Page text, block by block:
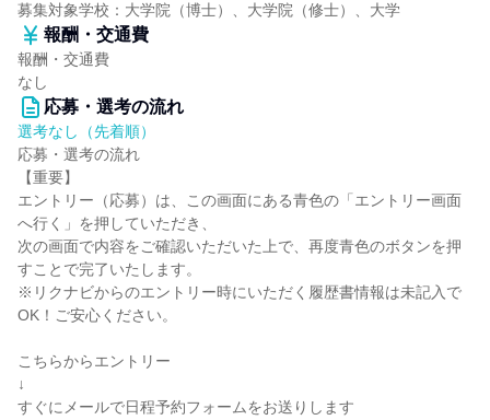
募集対象学校：大学院（博士）、大学院（修士）、大学
報酬・交通費
報酬・交通費
なし
応募・選考の流れ
選考なし（先着順）
応募・選考の流れ
【重要】
エントリー（応募）は、この画面にある青色の「エントリー画面
へ行く」を押していただき、
次の画面で内容をご確認いただいた上で、再度青色のボタンを押
すことで完了いたします。
※リクナビからのエントリー時にいただく履歴書情報は未記入で
OK！ご安心ください。
こちらからエントリー
↓
すぐにメールで日程予約フォームをお送りします